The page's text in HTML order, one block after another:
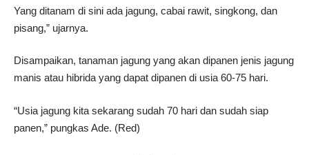
Yang ditanam di sini ada jagung, cabai rawit, singkong, dan
pisang,” ujarnya.
Disampaikan, tanaman jagung yang akan dipanen jenis jagung
manis atau hibrida yang dapat dipanen di usia 60-75 hari.
“Usia jagung kita sekarang sudah 70 hari dan sudah siap
panen,” pungkas Ade. (Red)